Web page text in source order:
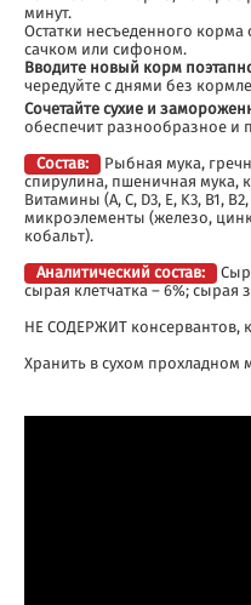
минут.
Остатки несъеденного корма
сачком или сифоном.
Вводите новый корм
чередуйте с днями без
Сочетайте сухие и
обеспечит разнообразное и
Состав:
Рыбная мука,
спирулина, пшеничная мука,
Витамины (A, C, D3, E, K3, B1,
микроэлементы (железо,
кобальт).
Аналитический состав:
сырая клетчатка – 6%; сырая
НЕ СОДЕРЖИТ консервантов,
Хранить в сухом прохладном